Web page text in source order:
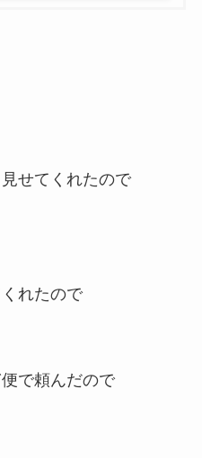
見せてくれたので
れたので
で頼んだので